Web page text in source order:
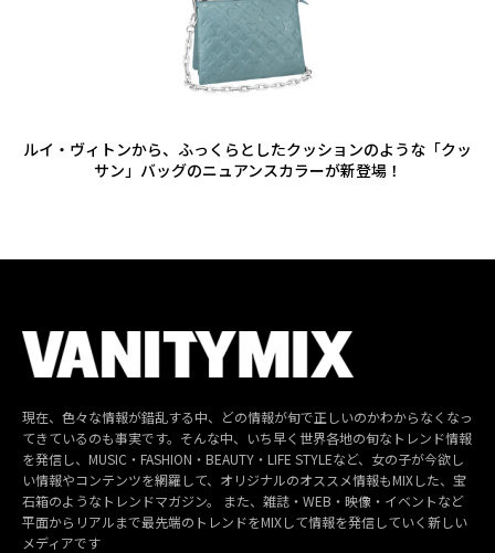
ルイ・ヴィトンから、ふっくらとしたクッションのような「クッ
サン」バッグのニュアンスカラーが新登場！
現在、色々な情報が錯乱する中、どの情報が旬で正しいのかわからなくなっ
てきているのも事実です。そんな中、いち早く世界各地の旬なトレンド情報
を発信し、MUSIC・FASHION・BEAUTY・LIFE STYLEなど、女の子が今欲し
い情報やコンテンツを網羅して、オリジナルのオススメ情報もMIXした、宝
石箱のようなトレンドマガジン。 また、雑誌・WEB・映像・イベントなど
平面からリアルまで最先端のトレンドをMIXして情報を発信していく新しい
メディアです